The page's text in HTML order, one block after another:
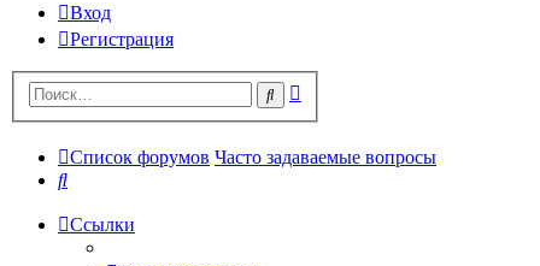
Вход
Регистрация
Поиск
Список форумов Часто задаваемые вопросы
Поиск
Ссылки